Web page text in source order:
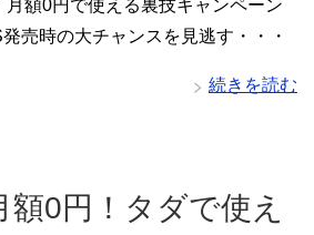
額0円で使える裏技キャンペーン
売時の大チャンスを見逃す・・・
続きを読む
0円！タダで使え